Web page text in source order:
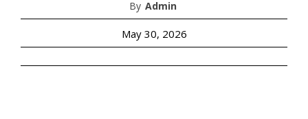
By Admin
May 30, 2026